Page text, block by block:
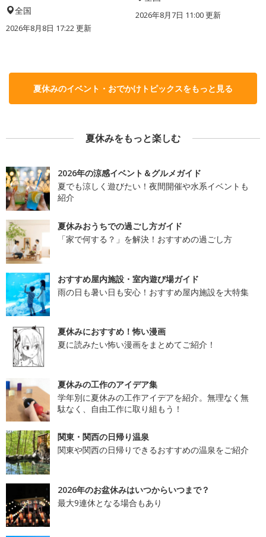
全国
2026年8月8日 17:22更新
2026年8月7日 11:00更新
夏休みのイベント・おでかけトピックスをもっと見る
夏休みをもっと楽しむ
2026年の涼感イベント＆グルメガイド
夏でも涼しく遊びたい！夜間開催や水系イベントも
紹介
夏休みおうちでの過ごし方ガイド
「家で何する？」を解決！おすすめの過ごし方
おすすめ屋内施設・室内遊び場ガイド
雨の日も暑い日も安心！おすすめ屋内施設を大特集
夏休みにおすすめ！怖い漫画
夏に読みたい怖い漫画をまとめてご紹介！
夏休みの工作のアイデア集
学年別に夏休みの工作アイデアを紹介。無理なく無
駄なく、自由工作に取り組もう！
関東・関西の日帰り温泉
関東や関西の日帰りできるおすすめの温泉をご紹介
2026年のお盆休みはいつからいつまで？
最大9連休となる場合もあり